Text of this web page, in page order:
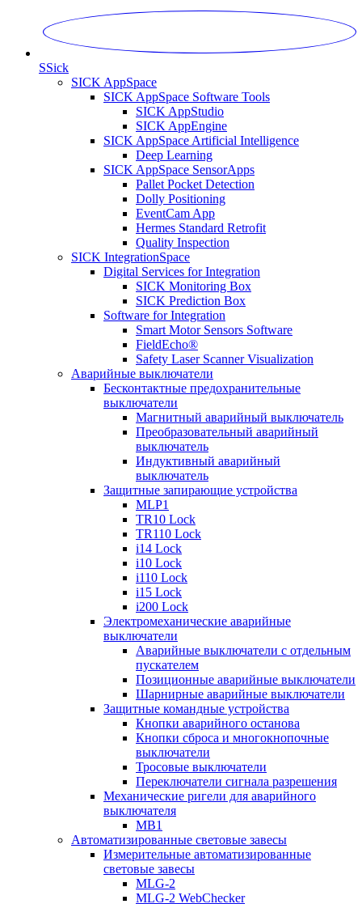
SSick
SICK AppSpace
SICK AppSpace Software Tools
SICK AppStudio
SICK AppEngine
SICK AppSpace Artificial Intelligence
Deep Learning
SICK AppSpace SensorApps
Pallet Pocket Detection
Dolly Positioning
EventCam App
Hermes Standard Retrofit
Quality Inspection
SICK IntegrationSpace
Digital Services for Integration
SICK Monitoring Box
SICK Prediction Box
Software for Integration
Smart Motor Sensors Software
FieldEcho®
Safety Laser Scanner Visualization
Аварийные выключатели
Бесконтактные предохранительные
выключатели
Магнитный аварийный выключатель
Преобразовательный аварийный
выключатель
Индуктивный аварийный
выключатель
Защитные запирающие устройства
MLP1
TR10 Lock
TR110 Lock
i14 Lock
i10 Lock
i110 Lock
i15 Lock
i200 Lock
Электромеханические аварийные
выключатели
Аварийные выключатели с отдельным
пускателем
Позиционные аварийные выключатели
Шарнирные аварийные выключатели
Защитные командные устройства
Кнопки аварийного останова
Кнопки сброса и многокнопочные
выключатели
Тросовые выключатели
Переключатели сигнала разрешения
Механические ригели для аварийного
выключателя
MB1
Автоматизированные световые завесы
Измерительные автоматизированные
световые завесы
MLG-2
MLG-2 WebChecker